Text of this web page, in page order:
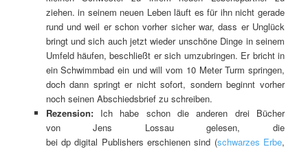
ziehen. in seinem neuen Leben läuft es für ihn nicht gerade
rund und weil er schon vorher sicher war, dass er Unglück
bringt und sich auch jetzt wieder unschöne Dinge in seinem
Umfeld häufen, beschließt er sich umzubringen. Er bricht in
ein Schwimmbad ein und will vom 10 Meter Turm springen,
doch dann springt er nicht sofort, sondern beginnt vorher
noch seinen Abschiedsbrief zu schreiben.
Rezension:Ich habe schon die anderen drei Bücher
von Jens Lossau gelesen, die
bei dp digital Publishers erschienen sind (schwarzes Erbe,